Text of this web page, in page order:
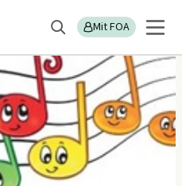
Søg Mit FOA